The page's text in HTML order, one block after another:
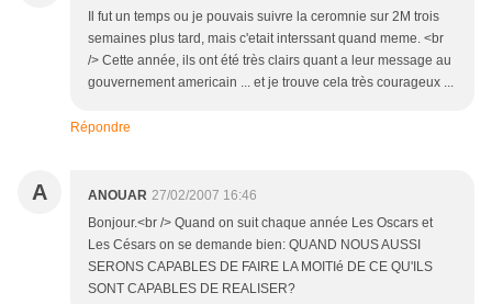
Il fut un temps ou je pouvais suivre la ceromnie sur 2M trois
semaines plus tard, mais c'etait interssant quand meme. <br
/> Cette année, ils ont été très clairs quant a leur message au
gouvernement americain ... et je trouve cela très courageux ...
Répondre
A ANOUAR 27/02/2007 16:46
Bonjour.<br /> Quand on suit chaque année Les Oscars et
Les Césars on se demande bien: QUAND NOUS AUSSI
SERONS CAPABLES DE FAIRE LA MOITIé DE CE QU'ILS
SONT CAPABLES DE REALISER?